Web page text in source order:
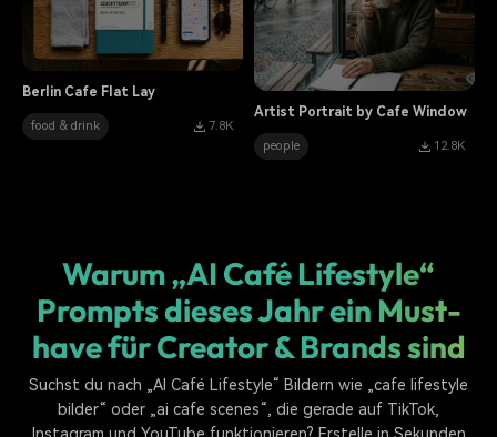
Berlin Cafe Flat Lay
food & drink 7.8K
Artist Portrait by Cafe Window
people 12.8K
Warum „AI Café Lifestyle“
Prompts dieses Jahr ein Must-
have für Creator & Brands sind
Suchst du nach „AI Café Lifestyle“ Bildern wie „cafe lifestyle
bilder“ oder „ai cafe scenes“, die gerade auf TikTok,
Instagram und YouTube funktionieren? Erstelle in Sekunden